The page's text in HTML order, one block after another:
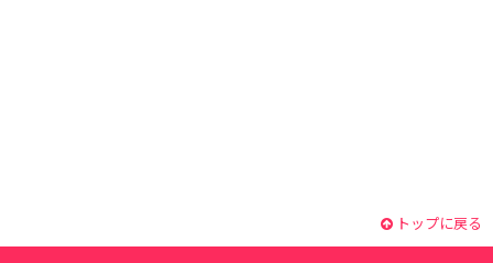
トップに戻る